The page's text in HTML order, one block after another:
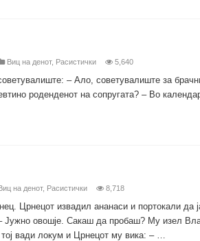
Виц на денот, Расистички 5,640
– Ало, советувалиште за
роденденот на сопругата? – Во
на денот, Расистички 8,718
Црнецот извадил ананаси и портокали да
Јужно овошје. Сакаш да пробаш? Му изел
вади локум и Црнецот му вика: – …